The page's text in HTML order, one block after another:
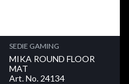
SEDIE GAMING
MIKA ROUND FLOOR
MAT
Art. No. 24134